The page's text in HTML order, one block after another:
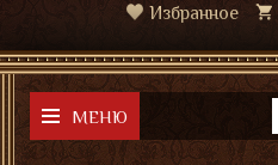
Избранное
МЕНЮ